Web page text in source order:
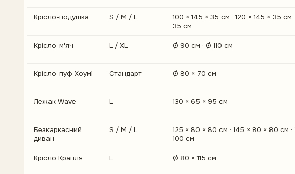
Крісло-подушка S / M / L
100 × 145 × 35 см · 120 × 145 × 35 см
35 см
Крісло-м'яч L / XL Ø 90 см · Ø 110 см
Крісло-пуф Хоумі Стандарт Ø 80 × 70 см
Лежак Wave L 130 × 65 × 95 см
Безкаркасний
диван
S / M / L
125 × 80 × 80 см · 145 × 80 × 80 см ·
100 см
Крісло Крапля L Ø 80 × 115 см